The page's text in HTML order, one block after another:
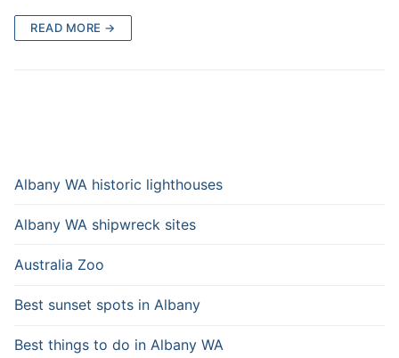
READ MORE →
Albany WA historic lighthouses
Albany WA shipwreck sites
Australia Zoo
Best sunset spots in Albany
Best things to do in Albany WA